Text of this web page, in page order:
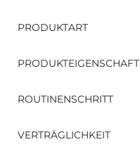
PRODUKTART
PRODUKTEIGENSCHAFT
ROUTINENSCHRITT
VERTRÄGLICHKEIT